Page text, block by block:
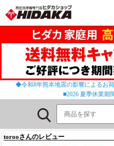
◆令和8年熊本地震の影響によるお
■2026 夏季休業期
torooさんのレビュー